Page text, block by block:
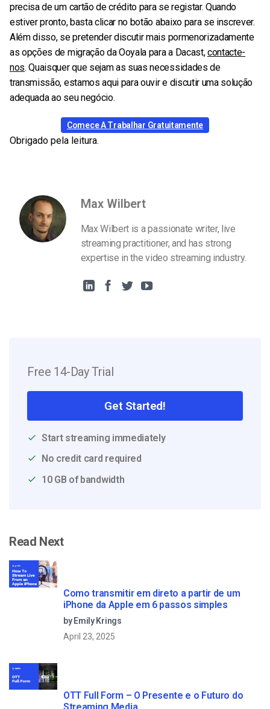
precisa de um cartão de crédito para se registar. Quando
estiver pronto, basta clicar no botão abaixo para se inscrever.
Além disso, se pretender discutir mais pormenorizadamente
as opções de migração da Ooyala para a Dacast,contacte-
nos. Quaisquer que sejam as suas necessidades de
transmissão, estamos aqui para ouvir e discutir uma solução
adequada ao seu negócio.
Comece A Trabalhar Gratuitamente
Obrigado pela leitura.
Max Wilbert
Max Wilbert is a passionate writer, live
streaming practitioner, and has strong
expertise in the video streaming industry.
Free 14-Day Trial
Get Started!
Start streaming immediately
No credit card required
10 GB of bandwidth
Read Next
Como transmitir em direto a partir de um
iPhone da Apple em 6 passos simples
by Emily Krings
April 23, 2025
OTT Full Form – O Presente e o Futuro do